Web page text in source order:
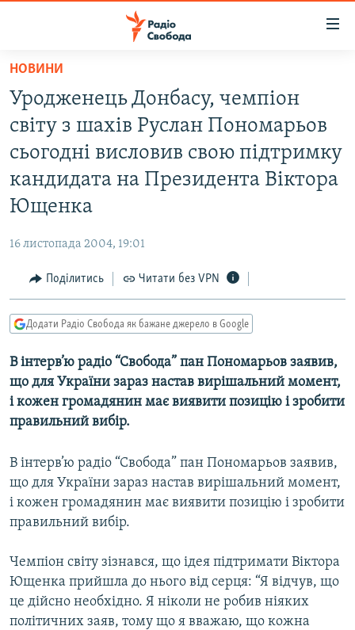
Перейти
основного
матеріалу
Перейти
до
основної
навігації
до
РАДІО СВОБОДА – 70 РОКІВ
ВСЕ ЗА ДОБУ
СТАТТІ
СПОРТ
УКРАЇНА
РОСІЙСЬКА «ФІЛЬТРАЦІЯ»
ТИ ЯК?
СХЕМИ
МУЛЬТИМЕДІА
ФОТО
СПЕЦПРОЄКТИ
ПОДКАСТИ
КРИМ РЕАЛІЇ
РУС
КТАТ
ДОЛУЧАЙСЯ!
НОВИНИ
Уродженець Донбасу, чемпіон
світу з шахів Руслан Пономарьов
сьогодні висловив свою підтримку
кандидата на Президента Віктора
Ющенка
16 листопада 2004, 19:01
Поділитись Читати без VPN
Додати Радіо Свобода як бажане джерело в Google
В інтерв’ю радіо “Свобода” пан Пономарьов заявив,
що для України зараз настав вирішальний момент,
і кожен громадянин має виявити позицію і зробити
правильний вибір.
В інтерв’ю радіо “Свобода” пан Пономарьов заявив,
що для України зараз настав вирішальний момент,
і кожен громадянин має виявити позицію і зробити
правильний вибір.
Чемпіон світу зізнався, що ідея підтримати Віктора
Ющенка прийшла до нього від серця: “Я відчув, що
це дійсно необхідно. Я ніколи не робив ніяких
політичних заяв, тому що я вважаю, що кожна